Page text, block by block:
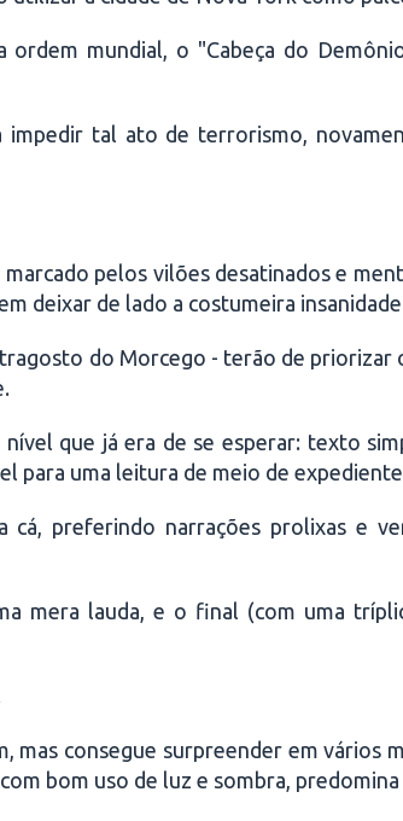
mundial, o "Cabeça do
tal ato de terrorismo,
pelos vilões desatinados e
deixar de lado a costumeira
do Morcego - terão de
que já era de se esperar: texto
para uma leitura de meio de
preferindo narrações prolixas e
mera lauda, e o final (com uma
mas consegue surpreender em vários
bom uso de luz e sombra,